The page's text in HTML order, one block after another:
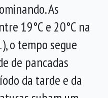
As
19°C e 20°C na
o tempo segue
de pancadas
da tarde e da